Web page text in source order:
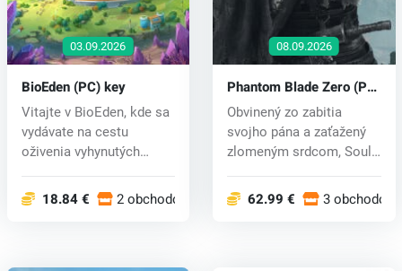
03.09.2026
BioEden (PC) key
Vitajte v BioEden, kde sa
vydávate na cestu
oživenia vyhynutých
18.84 € 2 obchodoch
08.09.2026
Phantom Blade Zero (PC)
key
Obvinený zo zabitia
svojho pána a zaťažený
zlomeným srdcom, Soul
62.99 € 3 obchodoch